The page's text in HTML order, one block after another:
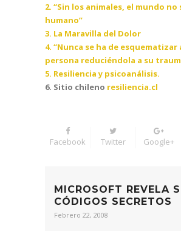
2. “Sin los animales, el mundo no
humano”
3. La Maravilla del Dolor
4. “Nunca se ha de esquematizar
persona reduciéndola a su
5. Resiliencia y psicoanálisis.
6. Sitio chileno resiliencia.cl
Facebook Twitter Google+
MICROSOFT REVELA
CÓDIGOS SECRETOS
Febrero 22, 2008